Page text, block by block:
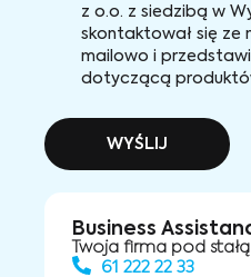
z o.o. z siedzibą w
skontaktował się ze
mailowo i
dotyczącą
WYŚLIJ
Business
Twoja firma pod
61 222 22 33